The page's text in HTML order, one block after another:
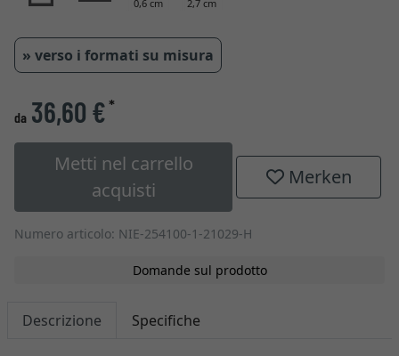
0,6 cm 2,7 cm
» verso i formati su misura
da 36,60 €*
Metti nel carrello
acquisti
Merken
Numero articolo: NIE-254100-1-21029-H
Domande sul prodotto
Descrizione Specifiche